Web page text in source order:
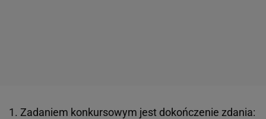
1. Zadaniem konkursowym jest dokończenie zdania: